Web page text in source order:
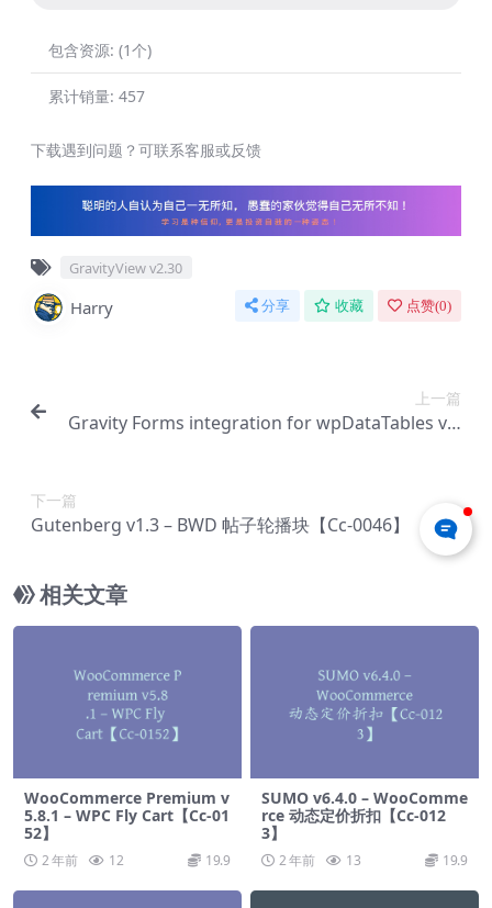
包含资源: (1个)
累计销量: 457
下载遇到问题？可联系客服或反馈
GravityView v2.30
Harry 分享 收藏 点赞(0)
上一篇
Gravity Forms integration for wpDataTables v1.
下一篇
Gutenberg v1.3 – BWD 帖子轮播块【Cc-0046】
相关文章
WooCommerce Premium v​​
5.8.1 – WPC Fly Cart【Cc-01
52】
2 年前 12 19.9
SUMO v6.4.0 – WooComme
rce 动态定价折扣【Cc-012
3】
2 年前 13 19.9